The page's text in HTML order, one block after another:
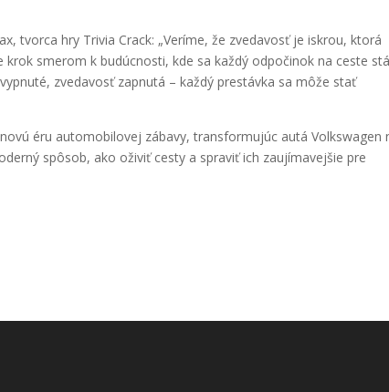
tvorca hry Trivia Crack: „Veríme, že zvedavosť je iskrou, ktorá
smerom k budúcnosti, kde sa každý odpočinok na ceste
zvedavosť zapnutá – každý prestávka sa môže stať
éru automobilovej zábavy, transformujúc autá Volkswagen
spôsob, ako oživiť cesty a spraviť ich zaujímavejšie pre